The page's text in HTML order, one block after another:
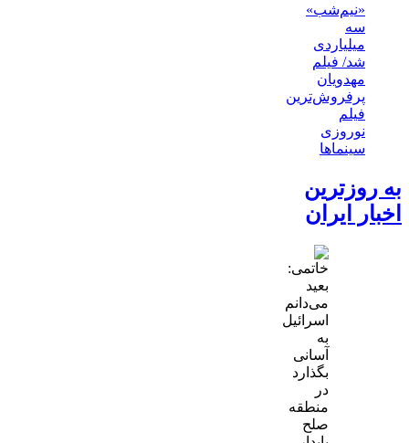
«نیم‌شب»
سه
میلیاردی
شد/ فیلم
مهدویان
پرفروش‌ترین
فیلم
نوروزی
سینماها
به روزترین
اخبار ایران